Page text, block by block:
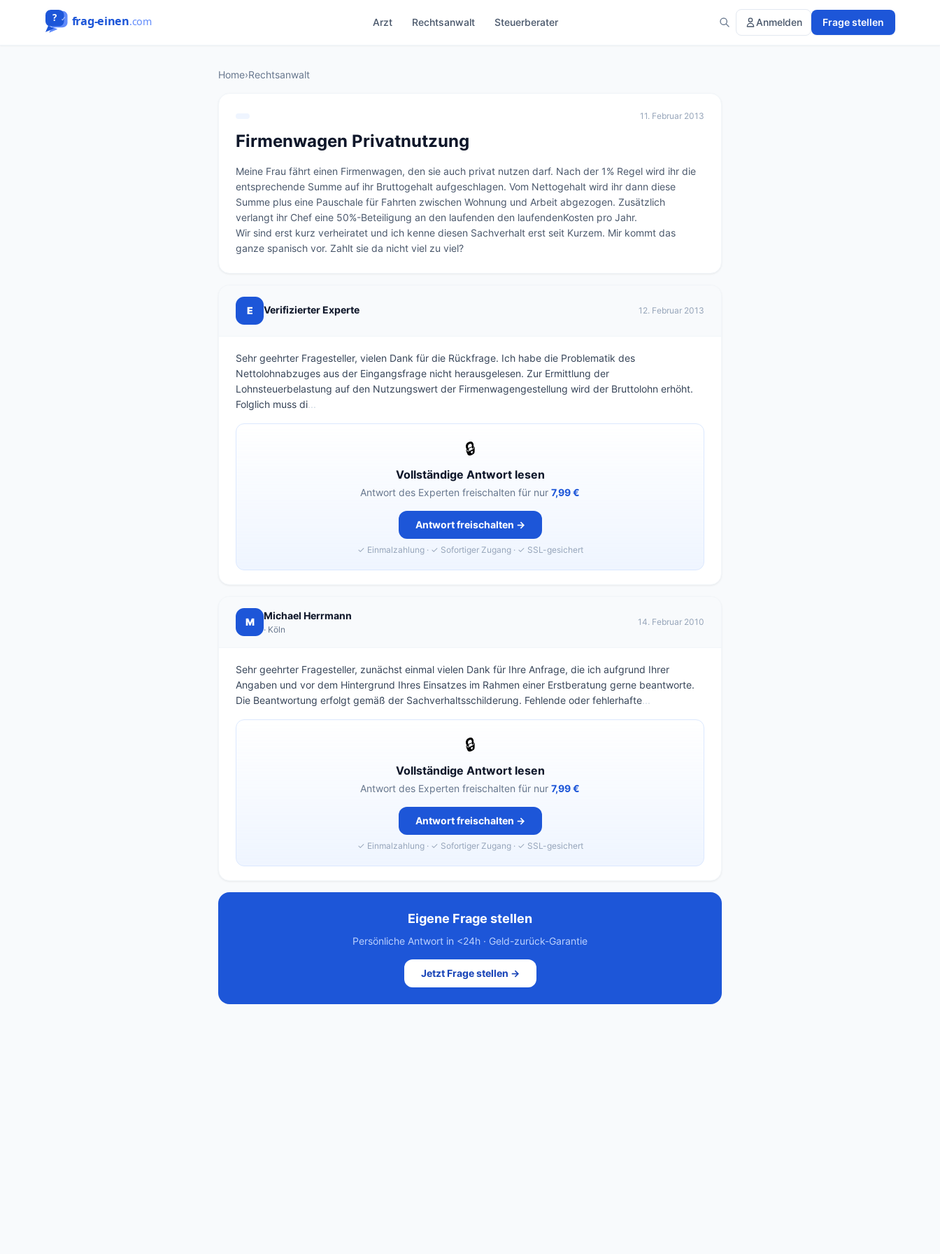
Arzt Rechtsanwalt Steuerberater Anmelden Frage stellen
Home›Rechtsanwalt
11. Februar 2013
Firmenwagen Privatnutzung
Meine Frau fährt einen Firmenwagen, den sie auch privat nutzen darf. Nach der 1% Regel wird ihr die
entsprechende Summe auf ihr Bruttogehalt aufgeschlagen. Vom Nettogehalt wird ihr dann diese
Summe plus eine Pauschale für Fahrten zwischen Wohnung und Arbeit abgezogen. Zusätzlich
verlangt ihr Chef eine 50%-Beteiligung an den laufenden den laufendenKosten pro Jahr.
Wir sind erst kurz verheiratet und ich kenne diesen Sachverhalt erst seit Kurzem. Mir kommt das
ganze spanisch vor. Zahlt sie da nicht viel zu viel?
E Verifizierter Experte 12. Februar 2013
Sehr geehrter Fragesteller, vielen Dank für die Rückfrage. Ich habe die Problematik des
Nettolohnabzuges aus der Eingangsfrage nicht herausgelesen. Zur Ermittlung der
Lohnsteuerbelastung auf den Nutzungswert der Firmenwagengestellung wird der Bruttolohn erhöht.
Folglich muss di...
🔒
Vollständige Antwort lesen
Antwort des Experten freischalten für nur 7,99 €
Antwort freischalten →
✓ Einmalzahlung · ✓ Sofortiger Zugang · ✓ SSL-gesichert
M
Michael Herrmann
· Köln
14. Februar 2010
Sehr geehrter Fragesteller, zunächst einmal vielen Dank für Ihre Anfrage, die ich aufgrund Ihrer
Angaben und vor dem Hintergrund Ihres Einsatzes im Rahmen einer Erstberatung gerne beantworte.
Die Beantwortung erfolgt gemäß der Sachverhaltsschilderung. Fehlende oder fehlerhafte...
🔒
Vollständige Antwort lesen
Antwort des Experten freischalten für nur 7,99 €
Antwort freischalten →
✓ Einmalzahlung · ✓ Sofortiger Zugang · ✓ SSL-gesichert
Eigene Frage stellen
Persönliche Antwort in <24h · Geld-zurück-Garantie
Jetzt Frage stellen →